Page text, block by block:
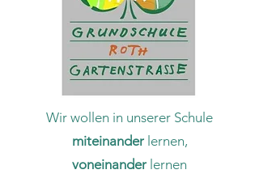
Wir wollen in unserer Schule
miteinanderlernen,
voneinander lernen